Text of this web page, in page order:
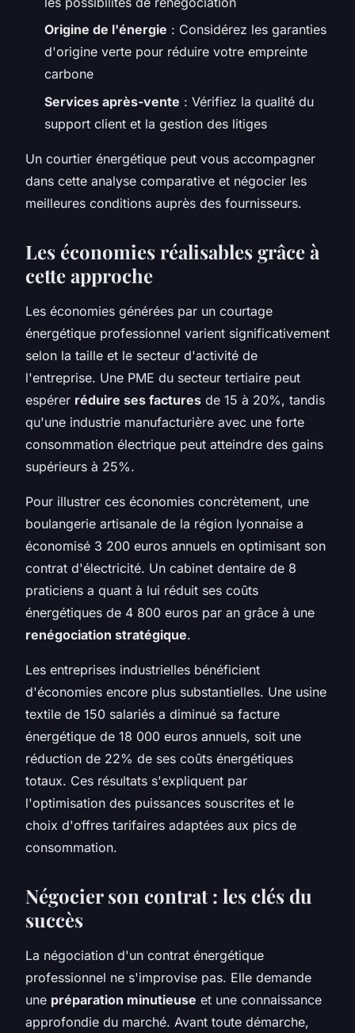
Origine de l'énergie : Considérez les garanties
d'origine verte pour réduire votre empreinte
carbone
Services après-vente : Vérifiez la qualité du
support client et la gestion des litiges
Un courtier énergétique peut vous accompagner
dans cette analyse comparative et négocier les
meilleures conditions auprès des fournisseurs.
Les économies réalisables grâce à
cette approche
Les économies générées par un courtage
énergétique professionnel varient significativement
selon la taille et le secteur d'activité de
l'entreprise. Une PME du secteur tertiaire peut
espérer réduire ses factures de 15 à 20%, tandis
qu'une industrie manufacturière avec une forte
consommation électrique peut atteindre des gains
supérieurs à 25%.
Pour illustrer ces économies concrètement, une
boulangerie artisanale de la région lyonnaise a
économisé 3 200 euros annuels en optimisant son
contrat d'électricité. Un cabinet dentaire de 8
praticiens a quant à lui réduit ses coûts
énergétiques de 4 800 euros par an grâce à une
renégociation stratégique.
Les entreprises industrielles bénéficient
d'économies encore plus substantielles. Une usine
textile de 150 salariés a diminué sa facture
énergétique de 18 000 euros annuels, soit une
réduction de 22% de ses coûts énergétiques
totaux. Ces résultats s'expliquent par
l'optimisation des puissances souscrites et le
choix d'offres tarifaires adaptées aux pics de
consommation.
Négocier son contrat : les clés du
succès
La négociation d'un contrat énergétique
professionnel ne s'improvise pas. Elle demande
une préparation minutieuse et une connaissance
approfondie du marché. Avant toute démarche,